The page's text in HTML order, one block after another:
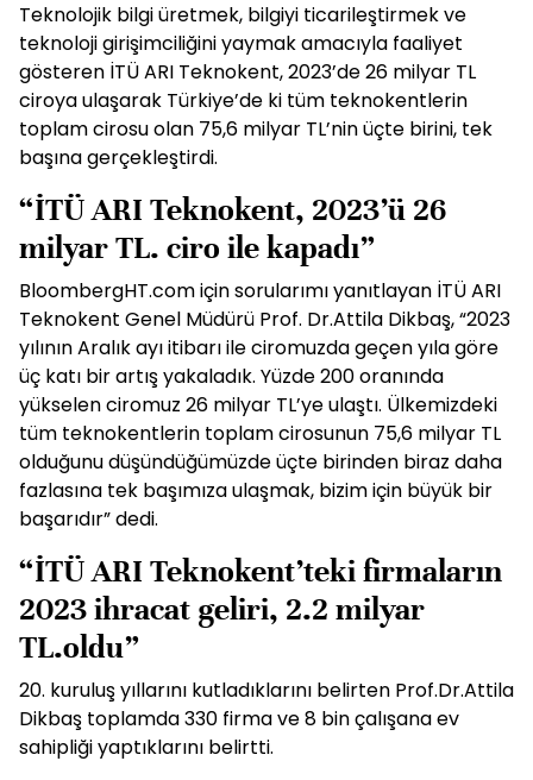
Teknolojik bilgi üretmek, bilgiyi ticarileştirmek ve
teknoloji girişimciliğini yaymak amacıyla faaliyet
gösteren İTÜ ARI Teknokent, 2023’de 26 milyar TL
ciroya ulaşarak Türkiye’de ki tüm teknokentlerin
toplam cirosu olan 75,6 milyar TL’nin üçte birini, tek
başına gerçekleştirdi.
“İTÜ ARI Teknokent, 2023’ü 26
milyar TL. ciro ile kapadı”
BloombergHT.com için sorularımı yanıtlayan İTÜ ARI
Teknokent Genel Müdürü Prof. Dr.Attila Dikbaş, “2023
yılının Aralık ayı itibarı ile ciromuzda geçen yıla göre
üç katı bir artış yakaladık. Yüzde 200 oranında
yükselen ciromuz 26 milyar TL’ye ulaştı. Ülkemizdeki
tüm teknokentlerin toplam cirosunun 75,6 milyar TL
olduğunu düşündüğümüzde üçte birinden biraz daha
fazlasına tek başımıza ulaşmak, bizim için büyük bir
başarıdır” dedi.
“İTÜ ARI Teknokent’teki firmaların
2023 ihracat geliri, 2.2 milyar
TL.oldu”
20. kuruluş yıllarını kutladıklarını belirten Prof.Dr.Attila
Dikbaş toplamda 330 firma ve 8 bin çalışana ev
sahipliği yaptıklarını belirtti.